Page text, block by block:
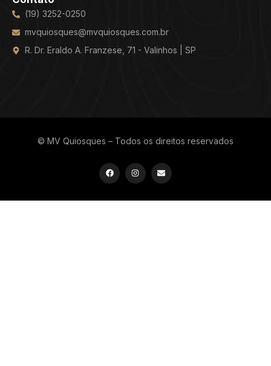
(19) 3252-0250
mvquiosques@mvquiosques.com.br
R. Dr. Eraldo A. Franzese, 71 - Valinhos | SP
© MV Quiosques – Todos os direitos reservados